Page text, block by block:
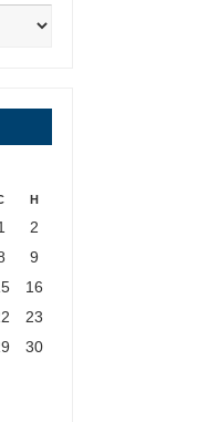
Н
2
9
16
23
30